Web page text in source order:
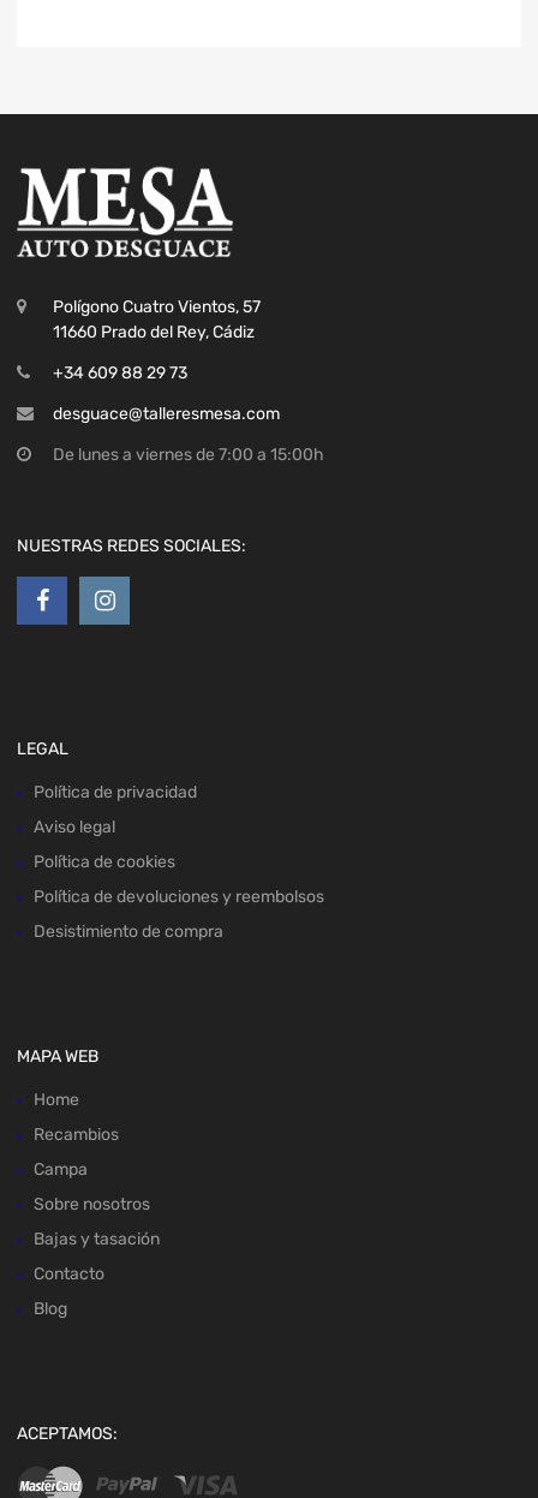
Polígono Cuatro Vientos, 57
11660 Prado del Rey, Cádiz
+34 609 88 29 73
desguace@talleresmesa.com
De lunes a viernes de 7:00 a 15:00h
NUESTRAS REDES SOCIALES:
LEGAL
Política de privacidad
Aviso legal
Política de cookies
Política de devoluciones y reembolsos
Desistimiento de compra
MAPA WEB
Home
Recambios
Campa
Sobre nosotros
Bajas y tasación
Contacto
Blog
ACEPTAMOS: